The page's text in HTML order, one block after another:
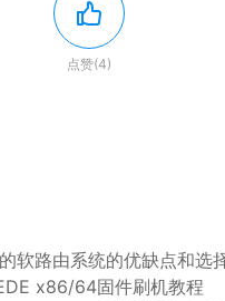
点赞(4)
软路由系统的优缺点和选
x86/64固件刷机教程